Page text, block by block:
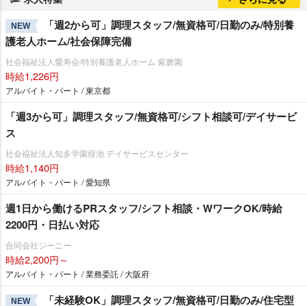
NEW
「週2から可」調理スタッフ/無資格可/日勤のみ/特別養
護老人ホーム/社会保障完備
社会福祉法人愛寿会/特別養護老人ホーム 紫磨園
時給1,226円
アルバイト・パート / 東京都
「週3から可」調理スタッフ/無資格可/シフト相談可/デイサービ
ス
社会福祉法人知多学園葭池 デイサービスセンター
時給1,140円
アルバイト・パート / 愛知県
週1日から働けるPRスタッフ/シフト相談・WワークOK/時給
2200円・日払い対応
合同会社ジーニー
時給2,200円～
アルバイト・パート / 業務委託 / 大阪府
NEW 「未経験OK」調理スタッフ/無資格可/日勤のみ/住宅型